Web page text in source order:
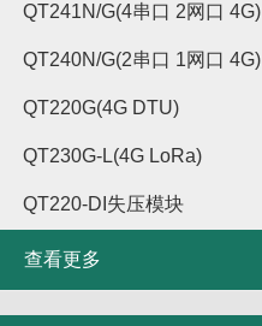
QT241N/G(4串口 2网口 4G)
QT240N/G(2串口 1网口 4G)
QT220G(4G DTU)
QT230G-L(4G LoRa)
QT220-DI失压模块
查看更多